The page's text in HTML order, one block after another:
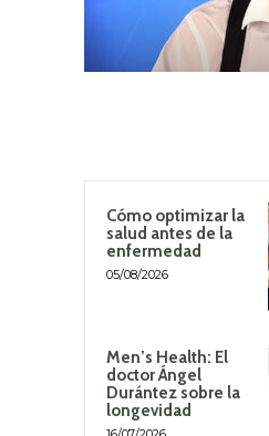
Cómo optimizar la
salud antes de la
enfermedad
05/08/2026
Men’s Health: El
doctor Ángel
Durántez sobre la
longevidad